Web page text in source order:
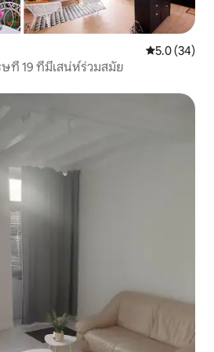
คะแนนเฉลี่ย
5.0 (34)
ที่ 19 ที่มีเสน่ห์ร่วมสมัย